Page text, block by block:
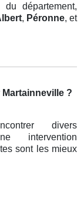
du département,
, Péronne, et
Martainneville ?
divers
intervention
sont les mieux